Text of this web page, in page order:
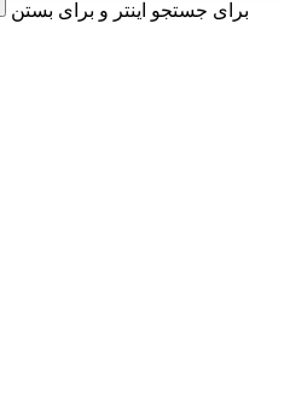
برای جستجو اینتر و برای بستن